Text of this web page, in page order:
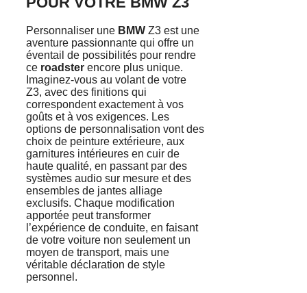
Personnaliser une BMW Z3 est une
aventure passionnante qui offre un
éventail de possibilités pour rendre
ce roadster encore plus unique.
Imaginez-vous au volant de votre
Z3, avec des finitions qui
correspondent exactement à vos
goûts et à vos exigences. Les
options de personnalisation vont des
choix de peinture extérieure, aux
garnitures intérieures en cuir de
haute qualité, en passant par des
systèmes audio sur mesure et des
ensembles de jantes alliage
exclusifs. Chaque modification
apportée peut transformer
l’expérience de conduite, en faisant
de votre voiture non seulement un
moyen de transport, mais une
véritable déclaration de style
personnel.